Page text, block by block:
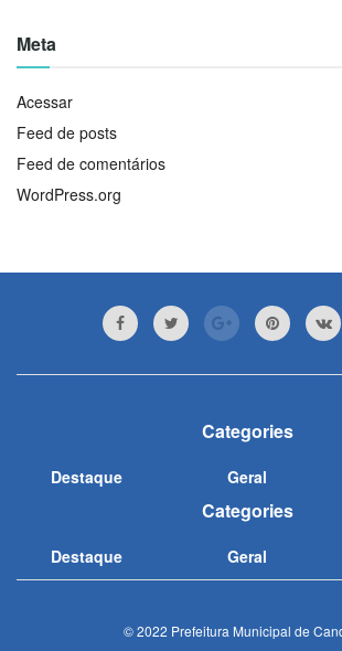
Meta
Acessar
Feed de posts
Feed de comentários
WordPress.org
Categories
Destaque Geral
Categories
Destaque Geral
© 2022 Prefeitura Municipal de